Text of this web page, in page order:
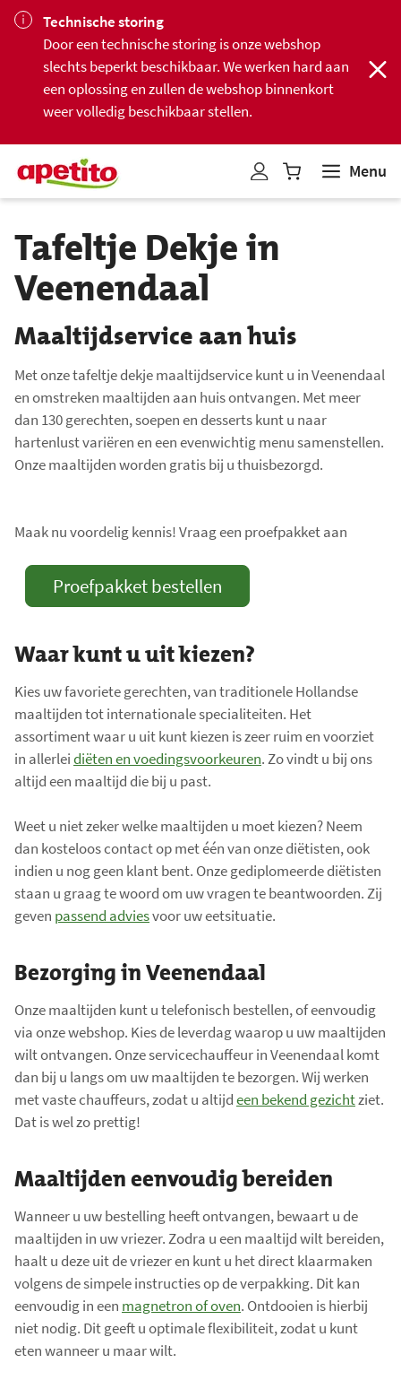
Technische storing
Door een technische storing is onze webshop
slechts beperkt beschikbaar. We werken hard aan
een oplossing en zullen de webshop binnenkort
weer volledig beschikbaar stellen.
W
i
e
n
b
i
j
e
T
o
t
a
a
a
n
t
e
m
s
:
0
Menu
Tafeltje Dekje in
Veenendaal
Maaltijdservice aan huis
Met onze tafeltje dekje maaltijdservice kunt u in Veenendaal
en omstreken maaltijden aan huis ontvangen. Met meer
dan 130 gerechten, soepen en desserts kunt u naar
hartenlust variëren en een evenwichtig menu samenstellen.
Onze maaltijden worden gratis bij u thuisbezorgd.
Maak nu voordelig kennis! Vraag een proefpakket aan
Proefpakket bestellen
Waar kunt u uit kiezen?
Kies uw favoriete gerechten, van traditionele Hollandse
maaltijden tot internationale specialiteiten. Het
assortiment waar u uit kunt kiezen is zeer ruim en voorziet
in allerleidiëten en voedingsvoorkeuren. Zo vindt u bij ons
altijd een maaltijd die bij u past.
Weet u niet zeker welke maaltijden u moet kiezen? Neem
dan kosteloos contact op met één van onze diëtisten, ook
indien u nog geen klant bent. Onze gediplomeerde diëtisten
staan u graag te woord om uw vragen te beantwoorden. Zij
geven passend adviesvoor uw eetsituatie.
Bezorging in Veenendaal
Onze maaltijden kunt u telefonisch bestellen, of eenvoudig
via onze webshop. Kies de leverdag waarop u uw maaltijden
wilt ontvangen. Onze servicechauffeur in Veenendaal komt
dan bij u langs om uw maaltijden te bezorgen. Wij werken
met vaste chauffeurs, zodat u altijdeen bekend gezichtziet.
Dat is wel zo prettig!
Maaltijden eenvoudig bereiden
Wanneer u uw bestelling heeft ontvangen, bewaart u de
maaltijden in uw vriezer. Zodra u een maaltijd wilt bereiden,
haalt u deze uit de vriezer en kunt u het direct klaarmaken
volgens de simpele instructies op de verpakking. Dit kan
eenvoudig in een magnetron of oven. Ontdooien is hierbij
niet nodig. Dit geeft u optimale flexibiliteit, zodat u kunt
eten wanneer u maar wilt.